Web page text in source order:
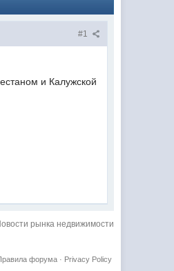
#1
и Калужской
рынка недвижимости
Privacy Policy
форума·